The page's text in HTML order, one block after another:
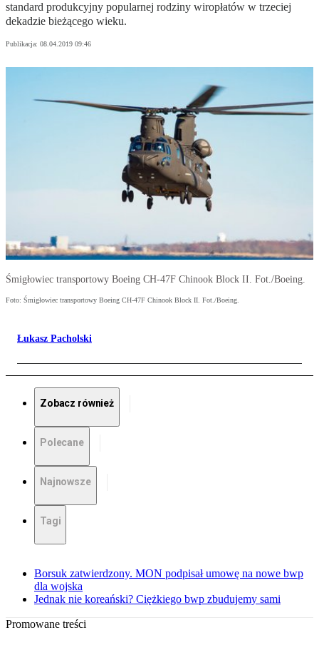
standard produkcyjny popularnej rodziny wiropłatów w trzeciej
dekadzie bieżącego wieku.
Publikacja: 08.04.2019 09:46
Śmigłowiec transportowy Boeing CH-47F Chinook Block II. Fot./Boeing.
Foto: Śmigłowiec transportowy Boeing CH-47F Chinook Block II. Fot./Boeing.
Łukasz Pacholski
Zobacz również
Polecane
Najnowsze
Tagi
Borsuk zatwierdzony. MON podpisał umowę na nowe bwp
dla wojska
Jednak nie koreański? Ciężkiego bwp zbudujemy sami
Promowane treści